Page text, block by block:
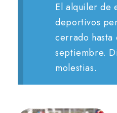
El alquiler de
deportivos
cerrado hasta
septiembre.
molestias.